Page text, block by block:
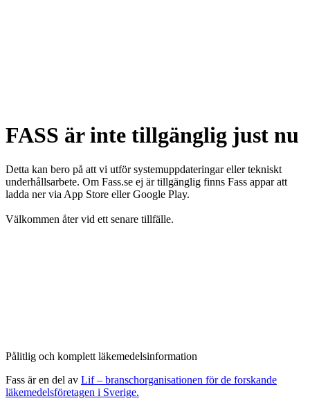
FASS är inte tillgänglig just nu
Detta kan bero på att vi utför systemuppdateringar eller tekniskt
underhållsarbete. Om Fass.se ej är tillgänglig finns Fass appar att
ladda ner via App Store eller Google Play.
Välkommen åter vid ett senare tillfälle.
Pålitlig och komplett läkemedelsinformation
Fass är en del av Lif – branschorganisationen för de forskande
läkemedelsföretagen i Sverige.